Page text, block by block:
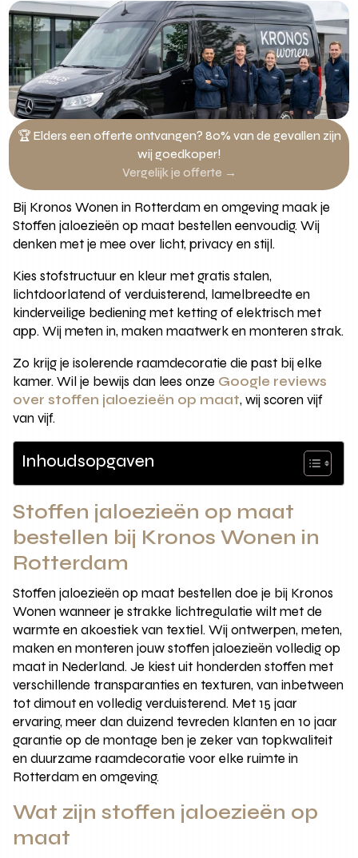
🏆 Elders een offerte ontvangen? 80% van de gevallen zijn
wij goedkoper!
Vergelijk je offerte →
Bij Kronos Wonen in Rotterdam en omgeving maak je
Stoffen jaloezieën op maat bestellen eenvoudig. Wij
denken met je mee over licht, privacy en stijl.
Kies stofstructuur en kleur met gratis stalen,
lichtdoorlatend of verduisterend, lamelbreedte en
kinderveilige bediening met ketting of elektrisch met
app. Wij meten in, maken maatwerk en monteren strak.
Zo krijg je isolerende raamdecoratie die past bij elke
kamer. Wil je bewijs dan lees onze Google reviews
over stoffen jaloezieën op maat, wij scoren vijf
van vijf.
Inhoudsopgaven
Stoffen jaloezieën op maat
bestellen bij Kronos Wonen in
Rotterdam
Stoffen jaloezieën op maat bestellen doe je bij Kronos
Wonen wanneer je strakke lichtregulatie wilt met de
warmte en akoestiek van textiel. Wij ontwerpen, meten,
maken en monteren jouw stoffen jaloezieën volledig op
maat in Nederland. Je kiest uit honderden stoffen met
verschillende transparanties en texturen, van inbetween
tot dimout en volledig verduisterend. Met 15 jaar
ervaring, meer dan duizend tevreden klanten en 10 jaar
garantie op de montage ben je zeker van topkwaliteit
en duurzame raamdecoratie voor elke ruimte in
Rotterdam en omgeving.
Wat zijn stoffen jaloezieën op
maat